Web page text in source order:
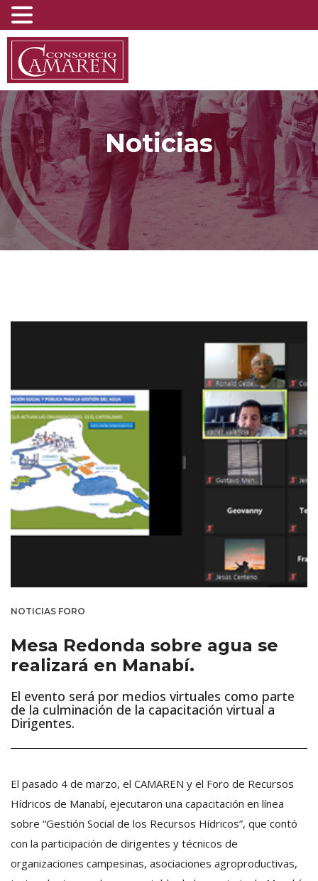
Noticias
NOTICIAS FORO
Mesa Redonda sobre agua se
realizará en Manabí.
El evento será por medios virtuales como parte
de la culminación de la capacitación virtual a
Dirigentes.
El pasado 4 de marzo, el CAMAREN y el Foro de Recursos
Hídricos de Manabí, ejecutaron una capacitación en línea
sobre “Gestión Social de los Recursos Hídricos”, que contó
con la participación de dirigentes y técnicos de
organizaciones campesinas, asociaciones agroproductivas,